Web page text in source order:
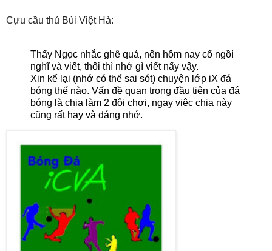
Cựu cầu thủ Bùi Việt Hà:
Thấy Ngọc nhắc ghê quá, nên hôm nay cố ngồi
nghĩ và viết, thôi thì nhớ gì viết nấy vậy.
Xin kể lại (nhớ có thể sai sót) chuyện lớp iX đá
bóng thế nào. Vấn đề quan trọng đầu tiên của đá
bóng là chia làm 2 đội chơi, ngay việc chia này
cũng rất hay và đáng nhớ.